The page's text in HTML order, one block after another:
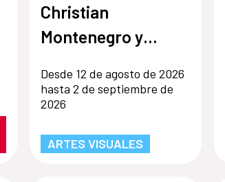
Christian
Montenegro y
Desde 12 de agosto de 2026
hasta 2 de septiembre de
2026
ARTES VISUALES